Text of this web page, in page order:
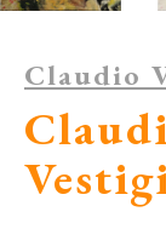
Claudio